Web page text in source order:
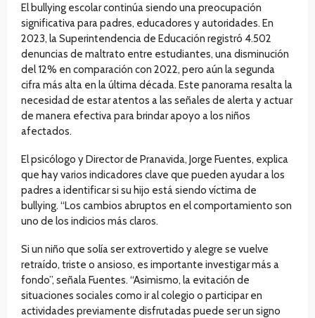
El bullying escolar continúa siendo una preocupación
significativa para padres, educadores y autoridades. En
2023, la Superintendencia de Educación registró 4.502
denuncias de maltrato entre estudiantes, una disminución
del 12% en comparación con 2022, pero aún la segunda
cifra más alta en la última década. Este panorama resalta la
necesidad de estar atentos a las señales de alerta y actuar
de manera efectiva para brindar apoyo a los niños
afectados.
El psicólogo y Director de Pranavida, Jorge Fuentes, explica
que hay varios indicadores clave que pueden ayudar a los
padres a identificar si su hijo está siendo víctima de
bullying. “Los cambios abruptos en el comportamiento son
uno de los indicios más claros.
Si un niño que solía ser extrovertido y alegre se vuelve
retraído, triste o ansioso, es importante investigar más a
fondo”, señala Fuentes. “Asimismo, la evitación de
situaciones sociales como ir al colegio o participar en
actividades previamente disfrutadas puede ser un signo